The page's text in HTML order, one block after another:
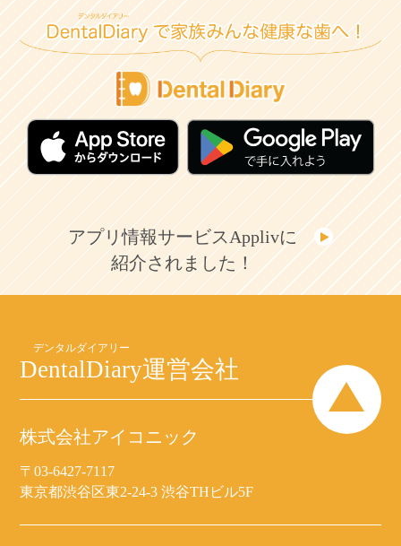
アプリ情報サービスApplivに
紹介されました！
DentalDiary運営会社
株式会社アイコニック
〒03-6427-7117
東京都渋谷区東2-24-3 渋谷THビル5F